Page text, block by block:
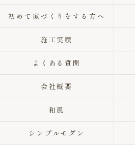
初めて家づくりをする方へ
施工実績
よくある質問
会社概要
和風
シンプルモダン